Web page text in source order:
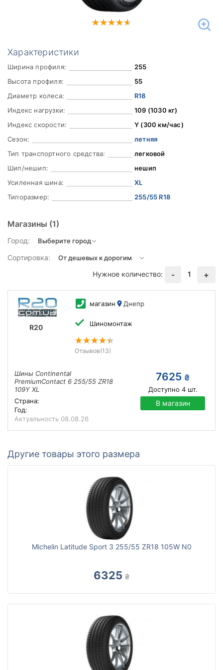
Характеристики
Ширина профиля:
255
Высота профиля:
55
Диаметр колеса:
R18
Индекс нагрузки:
109 (1030 кг)
Индекс скорости:
Y (300 км/час)
Сезон:
летняя
Тип транспортного средства:
легковой
Шип/нешип:
нешип
Усиленная шина:
XL
Типоразмер:
255/55 R18
Магазины (1)
Город:
Сортировка:
Нужное количество:
- 1 +
R20
магазин Днепр
Шиномонтаж
Отзывов(13)
Шины Continental
PremiumContact 6 255/55 ZR18
109Y XL
Страна:
Год:
Актуальность 08.08.26
7625 ₴
Доступно 4шт.
В магазин
Другие товары этого размера
Michelin Latitude Sport 3 255/55 ZR18 105W N0
6325 ₴